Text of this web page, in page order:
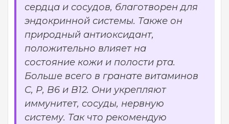
сердца и сосудов, благотворен для
эндокринной системы. Также он
природный антиоксидант,
положительно влияет на
состояние кожи и полости рта.
Больше всего в гранате витаминов
C, Р, B6 и В12. Они укрепляют
иммунитет, сосуды, нервную
систему. Так что рекомендую